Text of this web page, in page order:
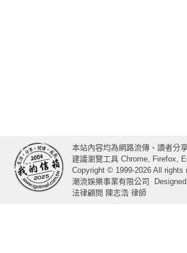
本站內容均為網路流傳、讀者分
建議瀏覽工具 Chrome, Firefox,
Copyright © 1999-2026 All rights
潮流娛樂事業有限公司
法律顧問 陳志浩 律師